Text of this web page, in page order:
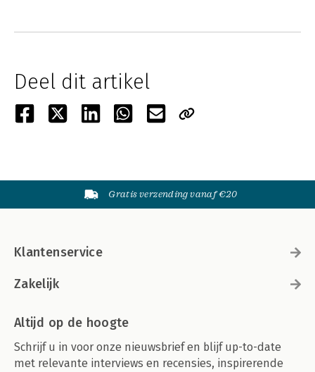
Deel dit artikel
Gratis verzending vanaf €20
Klantenservice
Zakelijk
Altijd op de hoogte
Schrijf u in voor onze nieuwsbrief en blijf up-to-date
met relevante interviews en recensies, inspirerende